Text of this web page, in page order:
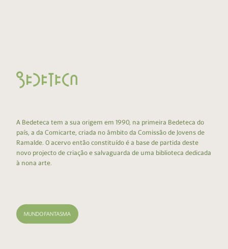
A Bedeteca tem a sua origem em 1990, na primeira Bedeteca do
país, a da Comicarte, criada no âmbito da Comissão de Jovens de
Ramalde. O acervo então constituído é a base de partida deste
novo projecto de criação e salvaguarda de uma biblioteca dedicada
à nona arte.